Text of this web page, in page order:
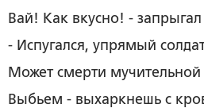
Вай! Как вкусно! -
- Испугался, упрямый
Может смерти мучительной
Выбьем - выхаркнешь с